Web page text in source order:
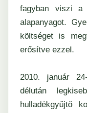
fagyban viszi a
alapanyagot.
költséget is
erősítve ezzel.
2010. január
délután
hulladékgyűjtő